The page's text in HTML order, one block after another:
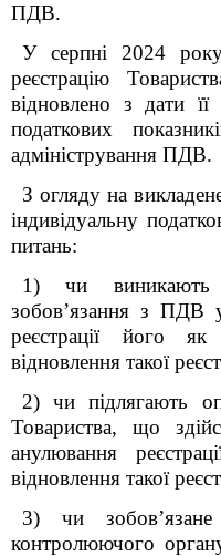
ПДВ.
У серпні 2024
реєстрацію
відновлено з дати
податкових
адміністрування ПДВ.
З огляду на
індивідуальну
питань:
1) чи виникають
зобов’язання з ПДВ
реєстрації його
відновлення такої
2) чи підлягають
Товариства, що
анулювання
відновлення такої
3) чи
контролюючого